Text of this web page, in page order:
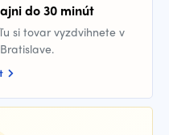
do 30 minút
si tovar vyzdvihnete v